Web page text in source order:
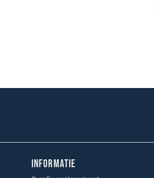
INFORMATIE